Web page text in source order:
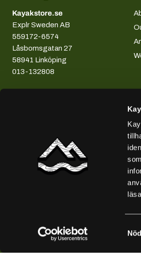
Kayakstore.se
Explr Sweden AB
559172-6574
Låsbomsgatan 27
58941 Linköping
013-132808
Copyright © 2026 Kayakstore.se.
Powered by Shopify